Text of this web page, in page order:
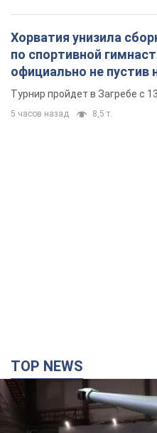
Хорватия унизила
по спортивной
официально не пустив
Европы основных
Турнир пройдет в Загребе с
5 часов назад 8,5 т.
TOP NEWS